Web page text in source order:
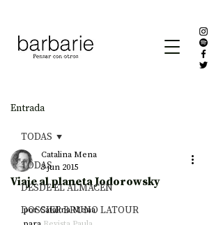
Entrada
TODAS
DESDE EL ALMACÉN
DOSSIER BRUNO LATOUR
TODAS
Viaje al planeta Jodorowsky
Catalina Mena
3 jun 2015
por Catalina Mena